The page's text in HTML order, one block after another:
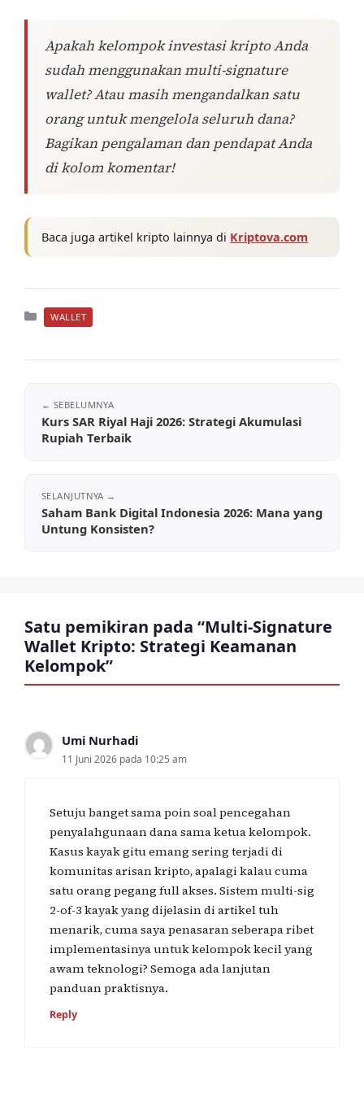
Apakah kelompok investasi kripto Anda
sudah menggunakan multi-signature
wallet? Atau masih mengandalkan satu
orang untuk mengelola seluruh dana?
Bagikan pengalaman dan pendapat Anda
di kolom komentar!
Baca juga artikel kripto lainnya di Kriptova.com
Kategori
WALLET
Kurs SAR Riyal Haji 2026: Strategi Akumulasi
Rupiah Terbaik
Saham Bank Digital Indonesia 2026: Mana yang
Untung Konsisten?
Satu pemikiran pada “Multi-Signature
Wallet Kripto: Strategi Keamanan
Kelompok”
Umi Nurhadi
11 Juni 2026 pada 10:25 am
Setuju banget sama poin soal pencegahan
penyalahgunaan dana sama ketua kelompok.
Kasus kayak gitu emang sering terjadi di
komunitas arisan kripto, apalagi kalau cuma
satu orang pegang full akses. Sistem multi-sig
2-of-3 kayak yang dijelasin di artikel tuh
menarik, cuma saya penasaran seberapa ribet
implementasinya untuk kelompok kecil yang
awam teknologi? Semoga ada lanjutan
panduan praktisnya.
Reply